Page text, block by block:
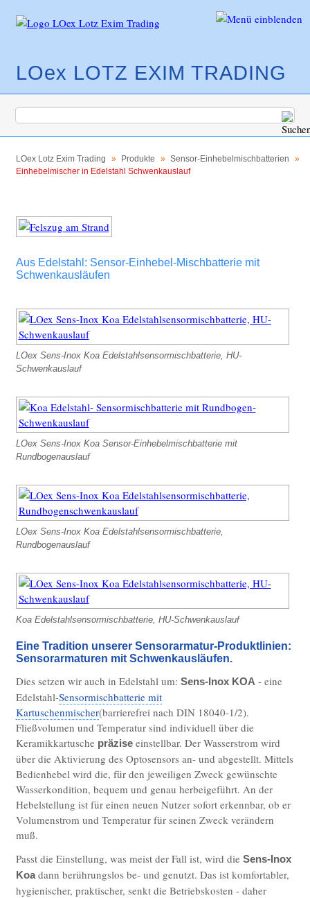
LOex LOTZ EXIM TRADING
überspringen
Produkte
Sensor-Standarmaturen aus Edelstahl oder
Sensor-Standarmaturen in
Pulverbeschichtung
Sensor-Wandarmaturen in Edelstahl und in
Chrom - AP
Sensor-Designarmaturen mit starrem Auslauf
Design-Sensormischbatterie starr – in
Sensor-Designwaschtischarmaturen starr - in
Chrom
Sensor-Einhebelmischbatterien
Schwenkauslauf
Einhebelmischer in Chrom
Edelstahlarmaturen elektronisch
ES Sensor Hygienearmatur Stand
ES Sensoramaturen Wand AP
ES Sanitärelektronik Dusche UP Sensor-
ES Sanitärelektronik Urinal WC UP
ES Piezo-Tasterarmaturen Stand
ES Piezo-Tasterarmaturen Wand UP
Edelstahlarmaturen manuell
ES Standarmaturen Trink- u. VE-Wasser
ES Wandarmaturen Trink- u. VE-Wasser
Edelstahl-Sonderzubehör
ES VE-Wasser Druckluft Hygienepistolen-Set
LOex Lotz Exim Trading Produkte
Sensor-Einhebelmischbatterien
Einhebelmischer in Edelstahl Schwenkauslauf
Aus Edelstahl: Sensor-Einhebel-Mischbatterie mit
Schwenkausläufen
LOex Sens-Inox Koa Edelstahlsensormischbatterie, HU-
Schwenkauslauf
LOex Sens-Inox Koa Sensor-Einhebelmischbatterie mit
Rundbogenauslauf
LOex Sens-Inox Koa Edelstahlsensormischbatterie,
Rundbogenauslauf
Koa Edelstahlsensormischbatterie, HU-Schwenkauslauf
Eine Tradition unserer Sensorarmatur-Produktlinien:
Sensorarmaturen mit Schwenkausläufen.
Dies setzen wir auch in Edelstahl um: Sens-Inox KOA- eine
Edelstahl-Sensormischbatterie mit
Kartuschenmischer(barrierefrei nach DIN 18040-1/2).
Fließvolumen und Temperatur sind individuell über die
Keramikkartusche präziseeinstellbar. Der Wasserstrom wird
über die Aktivierung des Optosensors an- und abgestellt. Mittels
Bedienhebel wird die, für den jeweiligen Zweck gewünschte
Wasserkondition, bequem und genau herbeigeführt. An der
Hebelstellung ist für einen neuen Nutzer sofort erkennbar, ob er
Volumenstrom und Temperatur für seinen Zweck verändern
muß.
Passt die Einstellung, was meist der Fall ist, wird die Sens-Inox
Koadann berührungslos be- und genutzt. Das ist komfortabler,
hygienischer, praktischer, senkt die Betriebskosten - daher